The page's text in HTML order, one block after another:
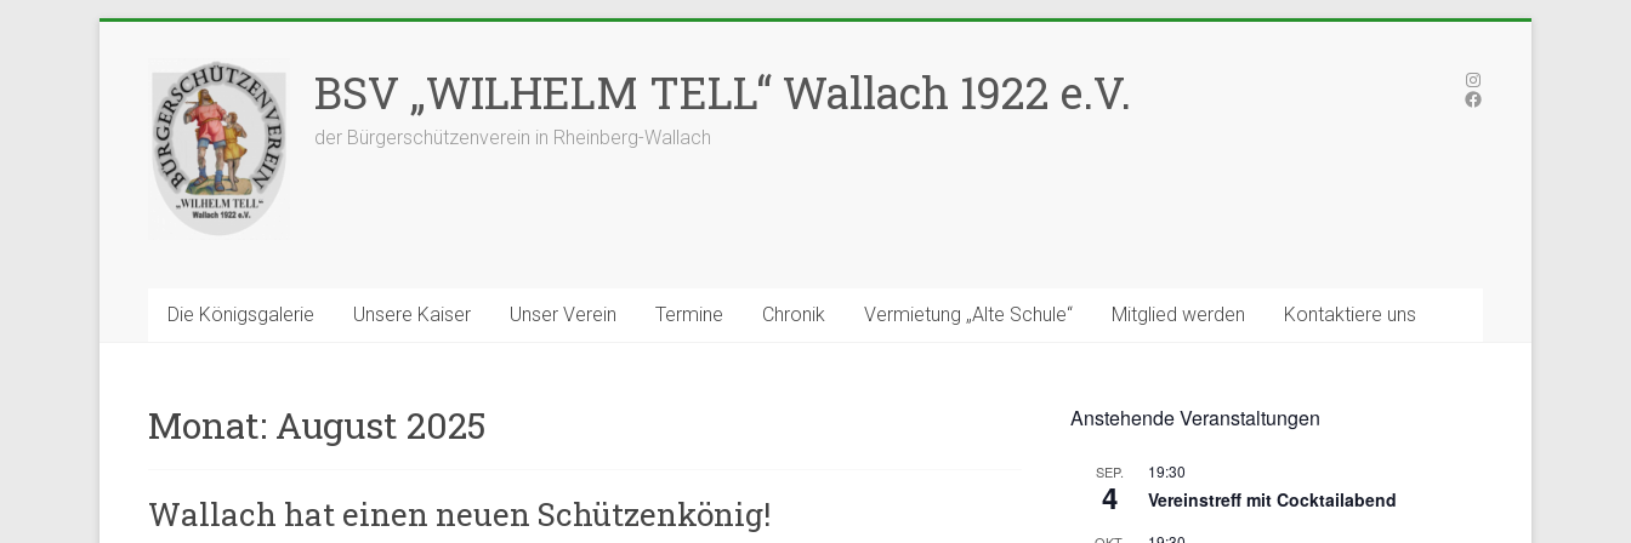
BSV „WILHELM TELL“ Wallach 1922 e.V.
der Bürgerschützenverein in Rheinberg-Wallach
Instagram
Facebook
Die Königsgalerie Unsere Kaiser Unser Verein Termine Chronik Vermietung „Alte Schule“ Mitglied werden Kontaktiere uns
Monat: August 2025
Wallach hat einen neuen Schützenkönig!
Anstehende Veranstaltungen
SEP.
4
19:30
Vereinstreff mit Cocktailabend